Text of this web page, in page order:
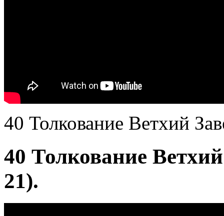
40 Толкование Ветхий
40 Толкование
21).